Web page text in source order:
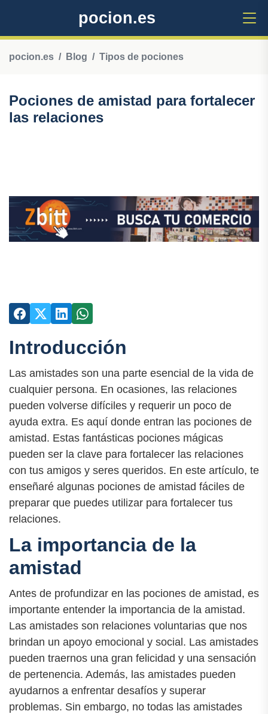
pocion.es
pocion.es Blog Tipos de pociones
Pociones de amistad para fortalecer
las relaciones
Introducción
Las amistades son una parte esencial de la vida de
cualquier persona. En ocasiones, las relaciones
pueden volverse difíciles y requerir un poco de
ayuda extra. Es aquí donde entran las pociones de
amistad. Estas fantásticas pociones mágicas
pueden ser la clave para fortalecer las relaciones
con tus amigos y seres queridos. En este artículo, te
enseñaré algunas pociones de amistad fáciles de
preparar que puedes utilizar para fortalecer tus
relaciones.
La importancia de la
amistad
Antes de profundizar en las pociones de amistad, es
importante entender la importancia de la amistad.
Las amistades son relaciones voluntarias que nos
brindan un apoyo emocional y social. Las amistades
pueden traernos una gran felicidad y una sensación
de pertenencia. Además, las amistades pueden
ayudarnos a enfrentar desafíos y superar
problemas. Sin embargo, no todas las amistades